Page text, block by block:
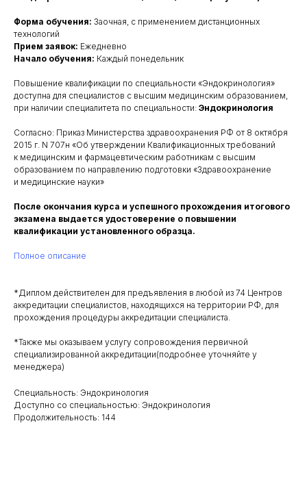
Форма обучения: Заочная, с применением дистанционных
технологий
Прием заявок: Ежедневно
Начало обучения: Каждый понедельник
Повышение квалификации по специальности «Эндокринология»
доступна для специалистов с высшим медицинским образованием,
при наличии специалитета по специальности: Эндокринология
Согласно: Приказ Министерства здравоохранения РФ от 8 октября
2015 г. N 707н «Об утверждении Квалификационных требований
к медицинским и фармацевтическим работникам с высшим
образованием по направлению подготовки «Здравоохранение
и медицинские науки»
После окончания курса и успешного прохождения итогового
экзамена выдается удостоверение о повышении
квалификации установленного образца.
Полное описание
*Диплом действителен для предъявления в любой из 74 Центров
аккредитации специалистов, находящихся на территории РФ, для
прохождения процедуры аккредитации специалиста.
*Также мы оказываем услугу сопровождения первичной
специализированной аккредитации(подробнее уточняйте у
менеджера)
Специальность: Эндокринология
Доступно со специальностью: Эндокринология
Продолжительность: 144